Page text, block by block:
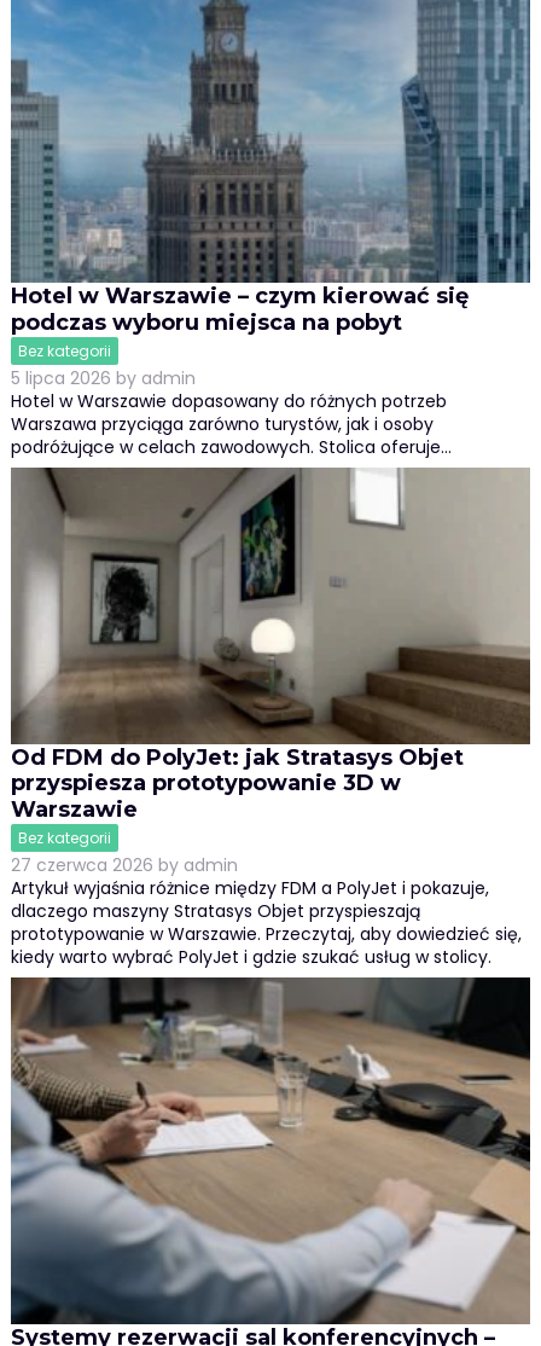
Hotel w Warszawie – czym kierować się
podczas wyboru miejsca na pobyt
Bez kategorii
5 lipca 2026 by admin
Hotel w Warszawie dopasowany do różnych potrzeb
Warszawa przyciąga zarówno turystów, jak i osoby
podróżujące w celach zawodowych. Stolica oferuje…
Od FDM do PolyJet: jak Stratasys Objet
przyspiesza prototypowanie 3D w
Warszawie
Bez kategorii
27 czerwca 2026 by admin
Artykuł wyjaśnia różnice między FDM a PolyJet i pokazuje,
dlaczego maszyny Stratasys Objet przyspieszają
prototypowanie w Warszawie. Przeczytaj, aby dowiedzieć się,
kiedy warto wybrać PolyJet i gdzie szukać usług w stolicy.
Systemy rezerwacji sal konferencyjnych –